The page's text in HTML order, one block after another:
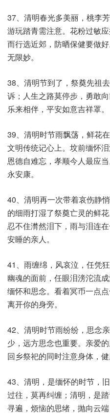
37、清明春光多美丽，桃李
游玩踏青需注意。花粉过敏
而行选近郊，防晒保健要做
无限妙。
38、清明节到了，祭奠先祖
诉；人生之路莫停步，勇敢
乐来相伴，平安如意吉祥罩。
39、清明时节雨飘荡，鲜花
文明传统记心上。坟前缅怀
恩德自难忘，孝顺今人最应
永安康。
40、清明再一次带着哀伤静
的细雨打湿了祭奠亡灵的鲜
忍不住潸然泪下，雨与泪连
安睡的亲人。
41、雨缠绵，风哀泣，任凭
幽魂的面前，任眼泪滂沱流
缅怀和思念。看着冥币一点
离开你的身旁。
42、清明时节雨纷纷，思念
少，远方思念也重要。亲爱
回乡祭祀的同时注意身体，健
43、清明，是缅怀的时节，
过往，莫再纠缠；清明，是
寻遍，烦恼的思绪，抛向云